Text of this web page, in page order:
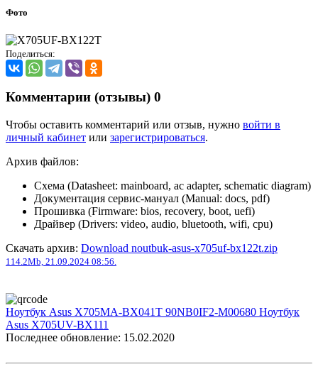
Фото
Поделиться:
Комментарии (отзывы) 0
Чтобы оставить комментарий или отзыв, нужно войти в
личный кабинет или зарегистрироваться.
Архив файлов:
Схема (Datasheet: mainboard, ac adapter, schematic diagram)
Документация сервис-мануал (Manual: docs, pdf)
Прошивка (Firmware: bios, recovery, boot, uefi)
Драйвер (Drivers: video, audio, bluetooth, wifi, cpu)
Скачать архив: Download noutbuk-asus-x705uf-bx122t.zip
114.2Mb, 21.09.2024 08:56.
Ноутбук Asus X705MA-BX041T 90NB0IF2-M00680 Ноутбук
Asus X705UV-BX111
Последнее обновление: 15.02.2020